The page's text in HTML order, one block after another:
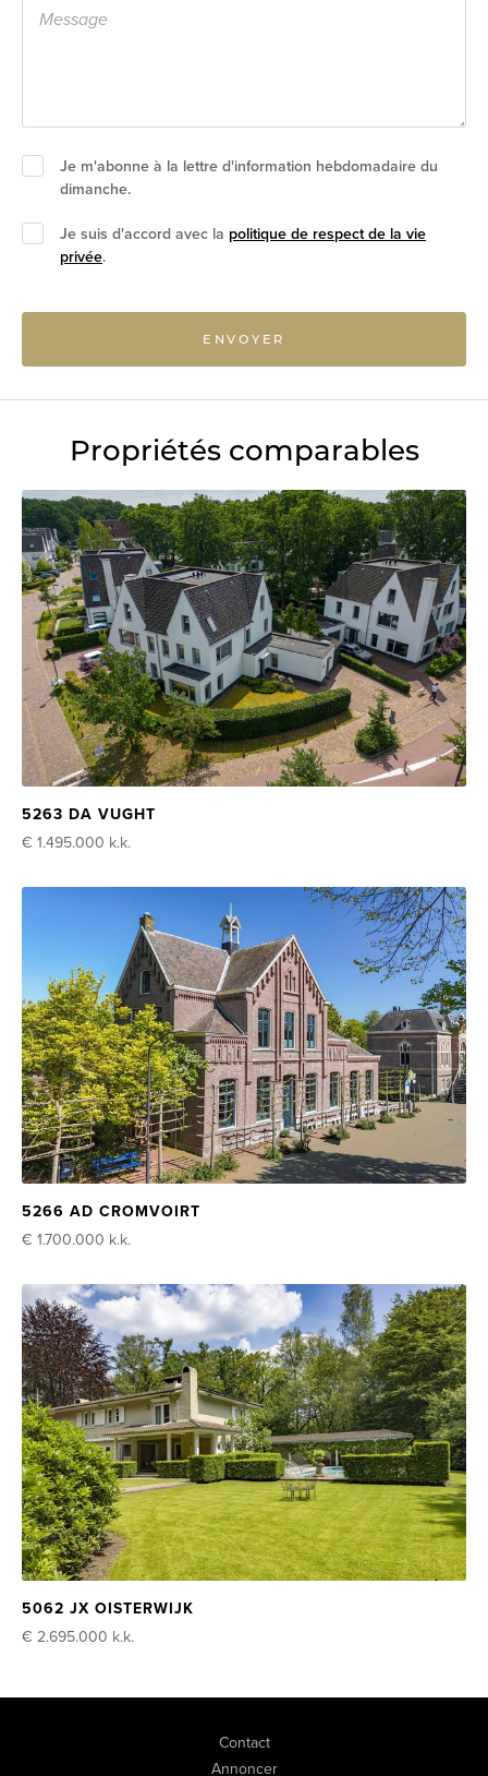
Je m'abonne à la lettre d'information hebdomadaire du
dimanche.
Je suis d'accord avec la politique de respect de la vie
privée.
ENVOYER
Propriétés comparables
5263 DA VUGHT
€ 1.495.000 k.k.
5266 AD CROMVOIRT
€ 1.700.000 k.k.
5062 JX OISTERWIJK
€ 2.695.000 k.k.
Contact
Annoncer